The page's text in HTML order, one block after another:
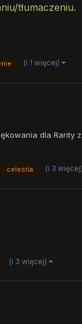
tłumaczeniu.
(i 1 więcej)
dla Rarity
celestia (i 3 więcej)
(i 3 więcej)